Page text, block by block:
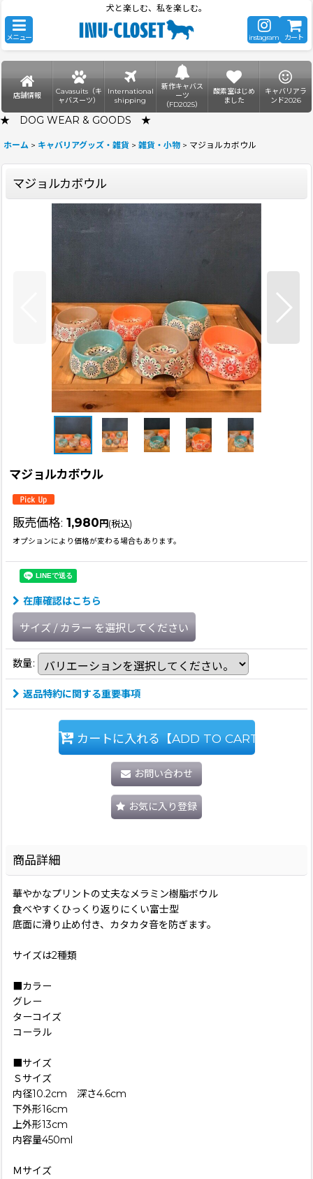
犬と楽しむ、私を楽しむ。
メニュー instagram カート
店舗情報
Cavasuits（キ
ャバスーツ）
International
shipping
新作キャバス
ーツ
（FD2025）
酸素室はじめ
ました
キャバリアラ
ンド2026
★ DOG WEAR & GOODS ★
ホーム > キャバリアグッズ・雑貨 > 雑貨・小物 > マジョルカボウル
マジョルカボウル
マジョルカボウル
販売価格: 1,980円(税込)
オプションにより価格が変わる場合もあります。
在庫確認はこちら
サイズ / カラー を選択してください
数量:
返品特約に関する重要事項
カートに入れる【ADD TO CART】
お問い合わせ
お気に入り登録
商品詳細
華やかなプリントの丈夫なメラミン樹脂ボウル
食べやすくひっくり返りにくい富士型
底面に滑り止め付き、カタカタ音を防ぎます。
サイズは2種類
■カラー
グレー
ターコイズ
コーラル
■サイズ
Ｓサイズ
内径10.2cm 深さ4.6cm
下外形16cm
上外形13cm
内容量450ml
Ｍサイズ